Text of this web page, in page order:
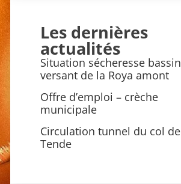
Les dernières
actualités
Situation sécheresse bassin
versant de la Roya amont
Offre d’emploi – crèche
municipale
Circulation tunnel du col de
Tende